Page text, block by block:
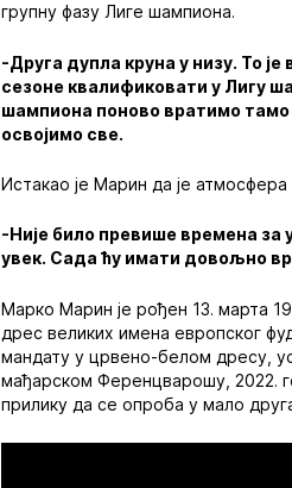
групну фазу Лиге шампиона.
-Друга дупла круна у низу. То
сезоне квалификовати у Лигу
шампиона поново вратимо
освојимо све.
Истакао је Марин да је
-Није било превише времена за
увек. Сада ћу имати довољно
Марко Марин је рођен 13. марта
дрес великих имена европског
мандату у црвено-белом дресу,
мађарском Ференцварошу, 2022.
прилику да се опроба у мало